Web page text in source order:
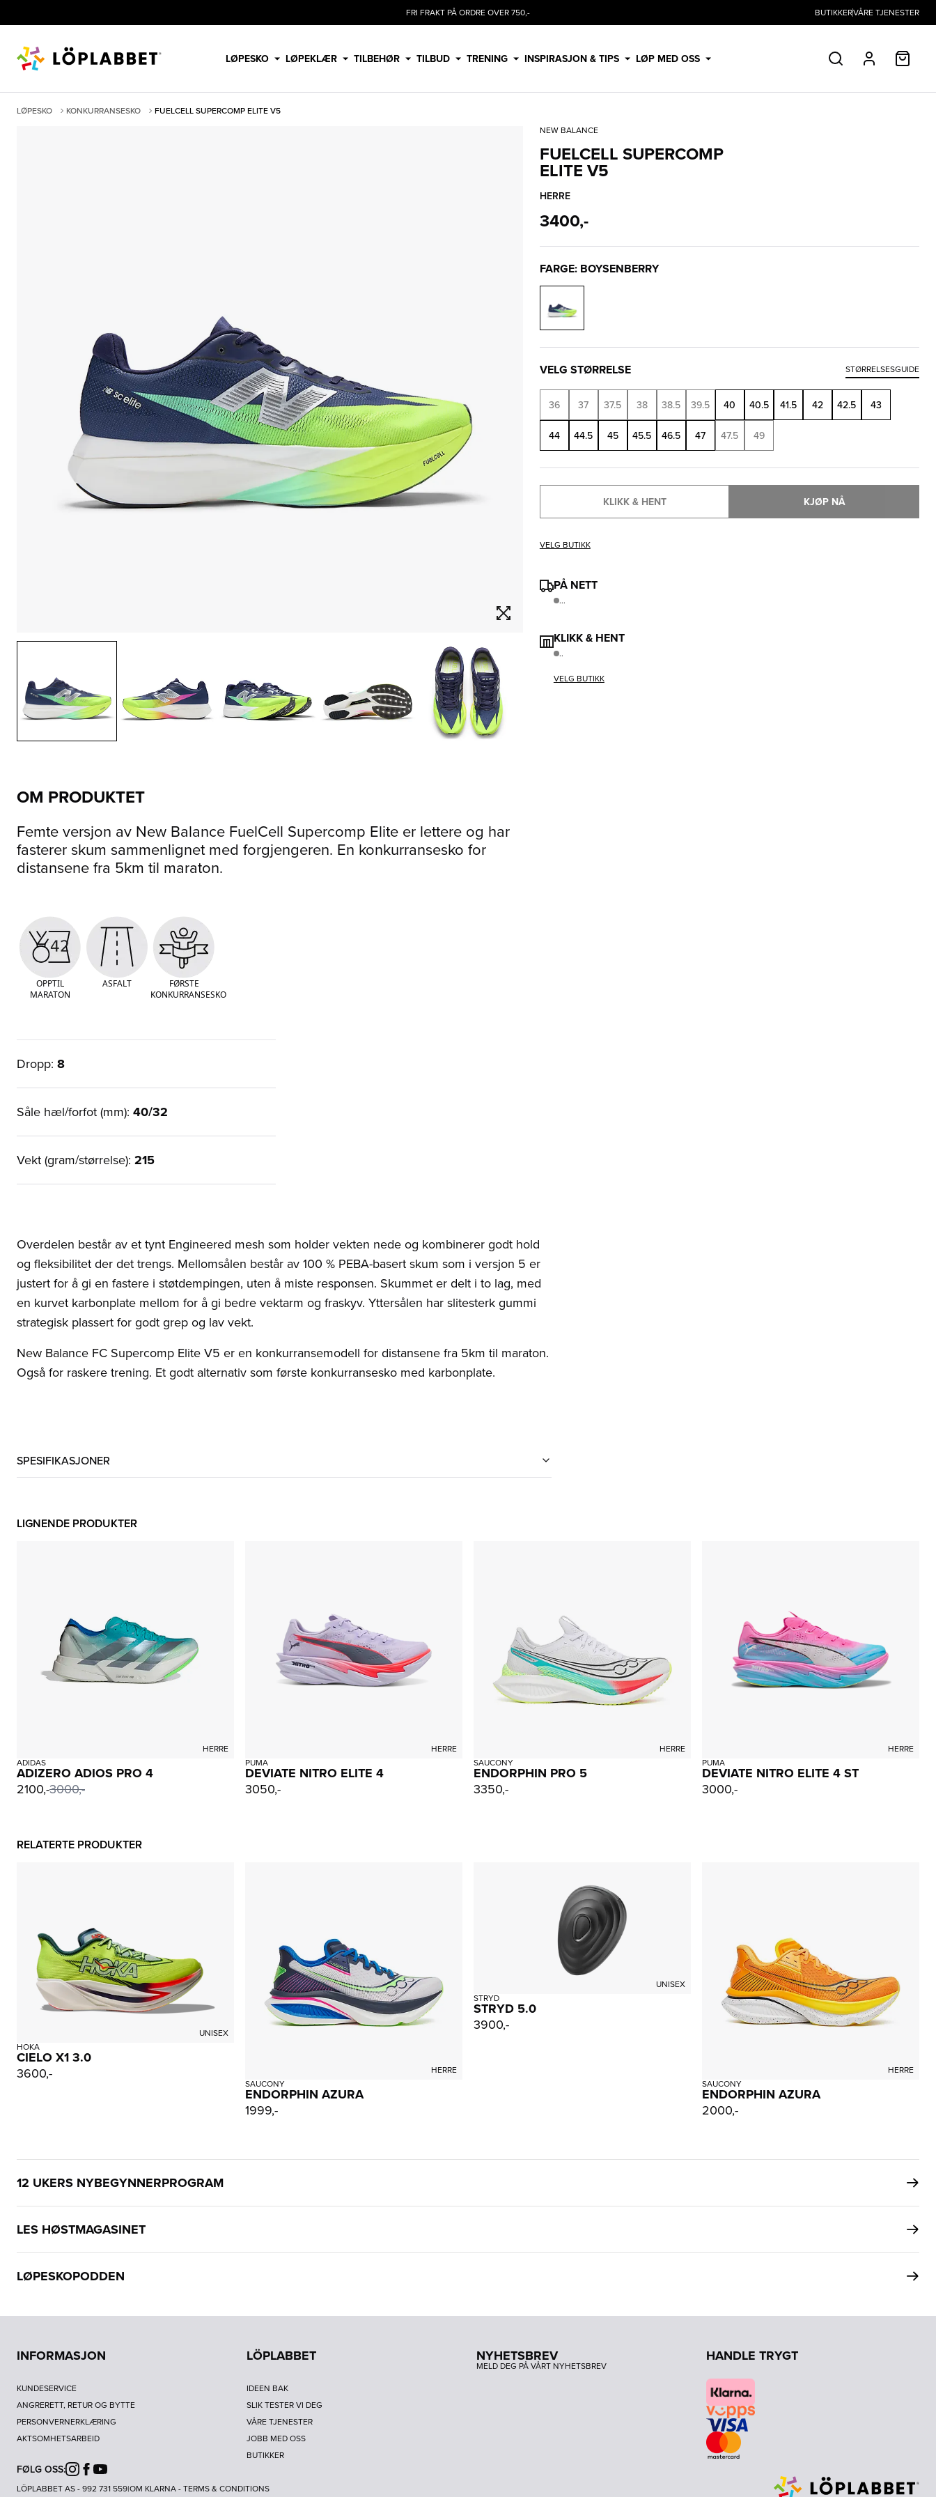
FRI FRAKT PÅ ORDRE OVER 750,- BUTIKKERVÅRE TJENESTER
LØPESKO LØPEKLÆR TILBEHØR TILBUD TRENING INSPIRASJON & TIPS LØP MED OSS SØK PROFIL
LØPESKO KONKURRANSESKO
FUELCELL SUPERCOMP ELITE V5
NEW BALANCE
FUELCELL SUPERCOMP
ELITE V5
HERRE
3400,-
FARGE: BOYSENBERRY
VELG STØRRELSE STØRRELSESGUIDE
36 37 37.5 38 38.5 39.5 40 40.5 41.5 42 42.5 43
44 44.5 45 45.5 46.5 47 47.5 49
KLIKK & HENT KJØP NÅ
VELG BUTIKK
PÅ NETT
...
KLIKK & HENT
..
VELG BUTIKK
OM PRODUKTET
Femte versjon av New Balance FuelCell Supercomp Elite er lettere og har
fasterer skum sammenlignet med forgjengeren. En konkurransesko for
distansene fra 5km til maraton.
OPPTIL
MARATON
ASFALT
FØRSTE
KONKURRANSESKO
Dropp: 8
Såle hæl/forfot (mm): 40/32
Vekt (gram/størrelse): 215
Overdelen består av et tynt Engineered mesh som holder vekten nede og kombinerer godt hold
og fleksibilitet der det trengs. Mellomsålen består av 100 % PEBA-basert skum som i versjon 5 er
justert for å gi en fastere i støtdempingen, uten å miste responsen. Skummet er delt i to lag, med
en kurvet karbonplate mellom for å gi bedre vektarm og fraskyv. Yttersålen har slitesterk gummi
strategisk plassert for godt grep og lav vekt.
New Balance FC Supercomp Elite V5 er en konkurransemodell for distansene fra 5km til maraton.
Også for raskere trening. Et godt alternativ som første konkurransesko med karbonplate.
SPESIFIKASJONER
LIGNENDE PRODUKTER
HERRE
ADIDAS
ADIZERO ADIOS PRO 4
2100,-3000,-
HERRE
PUMA
DEVIATE NITRO ELITE 4
3050,-
HERRE
SAUCONY
ENDORPHIN PRO 5
3350,-
HERRE
PUMA
DEVIATE NITRO ELITE 4 ST
3000,-
RELATERTE PRODUKTER
UNISEX
HOKA
CIELO X1 3.0
3600,-
HERRE
SAUCONY
ENDORPHIN AZURA
1999,-
UNISEX
STRYD
STRYD 5.0
3900,-
HERRE
SAUCONY
ENDORPHIN AZURA
2000,-
12 UKERS NYBEGYNNERPROGRAM
LES HØSTMAGASINET
LØPESKOPODDEN
INFORMASJON
KUNDESERVICE
ANGRERETT, RETUR OG BYTTE
PERSONVERNERKLÆRING
AKTSOMHETSARBEID
LÖPLABBET
IDEEN BAK
SLIK TESTER VI DEG
VÅRE TJENESTER
JOBB MED OSS
BUTIKKER
NYHETSBREV
MELD DEG PÅ VÅRT NYHETSBREV
HANDLE TRYGT
FØLG OSS:Instagram
Facebook
Youtube
LÖPLABBET AS - 992 731 559|OM KLARNA-TERMS & CONDITIONS